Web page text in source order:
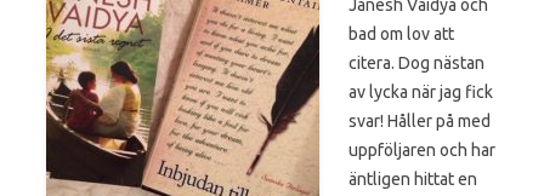
Janesh Vaidya och
bad om lov att
citera. Dog nästan
av lycka när jag fick
svar! Håller på med
uppföljaren och har
äntligen hittat en